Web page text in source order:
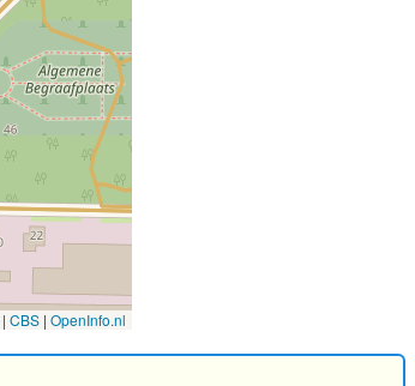
| CBS | OpenInfo.nl